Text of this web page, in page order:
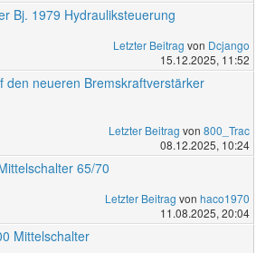
Bj. 1979 Hydrauliksteuerung
Letzter Beitrag von Dcjango
15.12.2025, 11:52
den neueren Bremskraftverstärker
Letzter Beitrag von 800_Trac
08.12.2025, 10:24
65/70
Letzter Beitrag von haco1970
11.08.2025, 20:04
Mittelschalter